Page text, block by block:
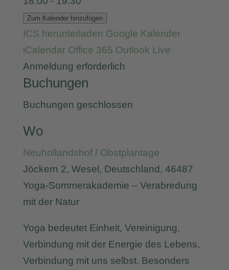
Zum Kalender hinzufügen
ICS herunterladen Google Kalender
iCalendar Office 365 Outlook Live
Anmeldung erforderlich
Buchungen
Buchungen geschlossen
Wo
Neuhollandshof / Obstplantage
Jöckern 2, Wesel, Deutschland, 46487
Yoga-Sommerakademie – Verabredung
mit der Natur
Yoga bedeutet Einheit, Vereinigung,
Verbindung mit der Energie des Lebens,
Verbindung mit uns selbst. Besonders